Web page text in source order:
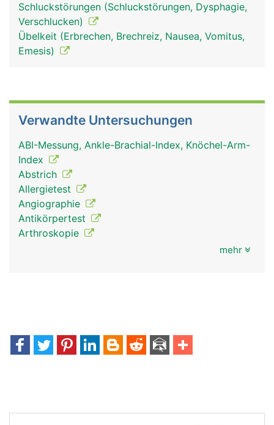
Schluckstörungen (Schluckstörungen, Dysphagie,
Verschlucken)
Übelkeit (Erbrechen, Brechreiz, Nausea, Vomitus,
Emesis)
Verwandte Untersuchungen
ABI-Messung, Ankle-Brachial-Index, Knöchel-Arm-
Index
Abstrich
Allergietest
Angiographie
Antikörpertest
Arthroskopie
mehr